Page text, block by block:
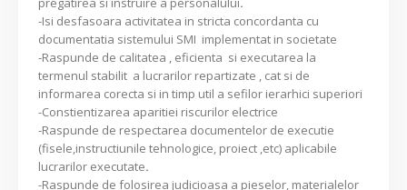
-Isi desfasoara activitatea in stricta concordanta cu
documentatia sistemului SMI implementat in societate
-Raspunde de calitatea , eficienta si executarea la
termenul stabilit a lucrarilor repartizate , cat si de
informarea corecta si in timp util a sefilor ierarhici superiori
-Constientizarea aparitiei riscurilor electrice
-Raspunde de respectarea documentelor de executie
(fisele,instructiunile tehnologice, proiect ,etc) aplicabile
lucrarilor executate.
-Raspunde de folosirea judicioasa a pieselor, materialelor